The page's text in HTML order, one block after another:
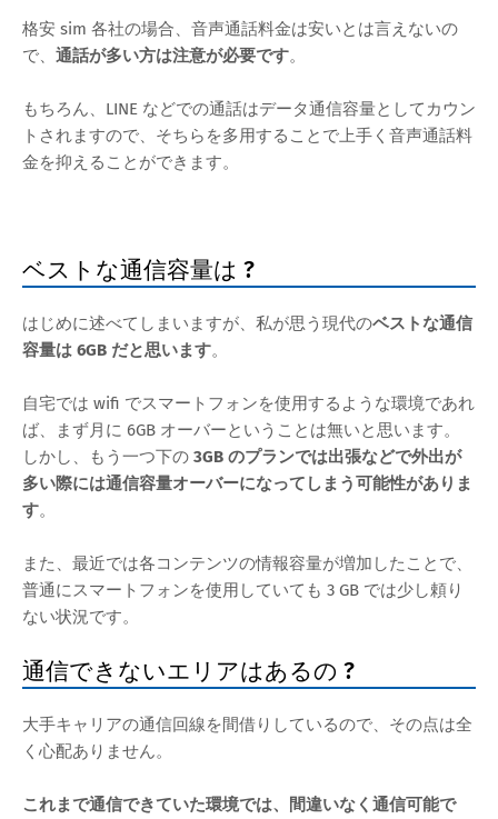
格安 sim 各社の場合、音声通話料金は安いとは言えないの
で、 通話が多い方は注意が必要です。
もちろん、LINE などでの通話はデータ通信容量としてカウン
トされますので、そちらを多用することで上手く音声通話料
金を抑えることができます。
ベストな通信容量は ?
はじめに述べてしまいますが、私が思う現代のベストな通信
容量は 6GB だと思います。
自宅では wifi でスマートフォンを使用するような環境であれ
ば、まず月に 6GB オーバーということは無いと思います。
しかし、もう一つ下の 3GB のプランでは出張などで外出が
多い際には通信容量オーバーになってしまう可能性がありま
す。
また、最近では各コンテンツの情報容量が増加したことで、
普通にスマートフォンを使用していても 3 GB では少し頼り
ない状況です。
通信できないエリアはあるの ?
大手キャリアの通信回線を間借りしているので、その点は全
く心配ありません。
これまで通信できていた環境では、間違いなく通信可能で